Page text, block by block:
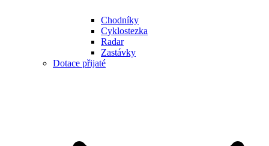
Chodníky
Cyklostezka
Radar
Zastávky
Dotace přijaté